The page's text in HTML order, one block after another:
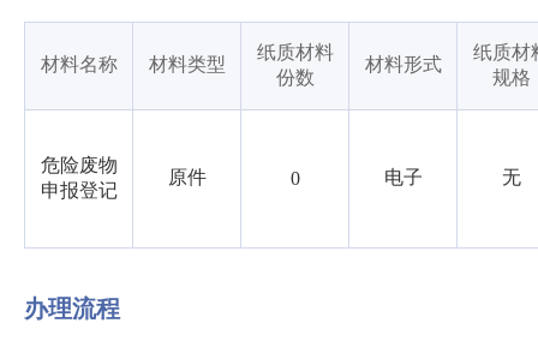
材料名称 材料类型
纸质材料
份数
材料形式
纸质材
规格
危险废物
申报登记
原件 0 电子 无
办理流程